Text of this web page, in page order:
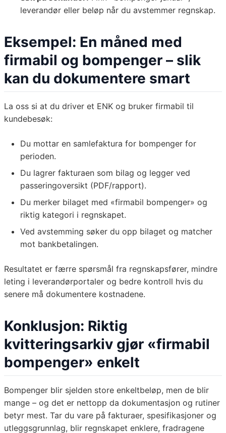
leverandør eller beløp når du avstemmer regnskap.
Eksempel: En måned med
firmabil og bompenger – slik
kan du dokumentere smart
La oss si at du driver et ENK og bruker firmabil til
kundebesøk:
Du mottar en samlefaktura for bompenger for
perioden.
Du lagrer fakturaen som bilag og legger ved
passeringoversikt (PDF/rapport).
Du merker bilaget med «firmabil bompenger» og
riktig kategori i regnskapet.
Ved avstemming søker du opp bilaget og matcher
mot bankbetalingen.
Resultatet er færre spørsmål fra regnskapsfører, mindre
leting i leverandørportaler og bedre kontroll hvis du
senere må dokumentere kostnadene.
Konklusjon: Riktig
kvitteringsarkiv gjør «firmabil
bompenger» enkelt
Bompenger blir sjelden store enkeltbeløp, men de blir
mange – og det er nettopp da dokumentasjon og rutiner
betyr mest. Tar du vare på fakturaer, spesifikasjoner og
utleggsgrunnlag, blir regnskapet enklere, fradragene